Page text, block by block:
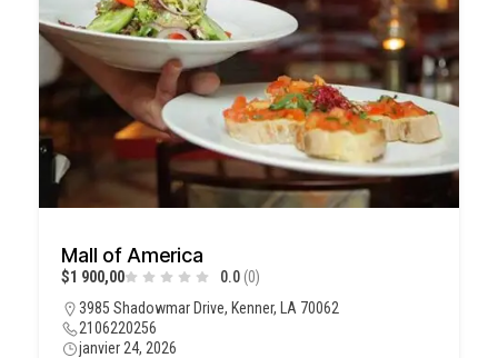
Mall of America
$1 900,00 0.0 (0)
3985 Shadowmar Drive, Kenner, LA 70062
2106220256
janvier 24, 2026